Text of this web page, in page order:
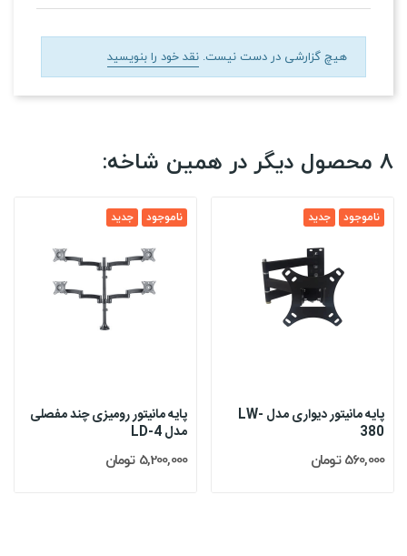
هیچ گزارشی در دست نیست. نقد خود را بنویسید
8 محصول دیگر در همین شاخه:
جدید ناموجود
پایه مانیتور رومیزی چند مفصلی
مدل LD-4
5,200,000 تومان
جدید ناموجود
پایه مانیتور دیواری مدل LW-
380
560,000 تومان